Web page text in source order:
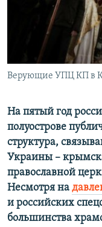
ПОБЕДИТЕЛЕЙ НЕ
ELIFBE
УКРАИНСКАЯ
ПРИСОЕДИНЯЙТЕСЬ!
Верующие УПЦ КП в
На пятый год
полуострове
структура,
Украины –
православной
Несмотря на
и российских
большинства